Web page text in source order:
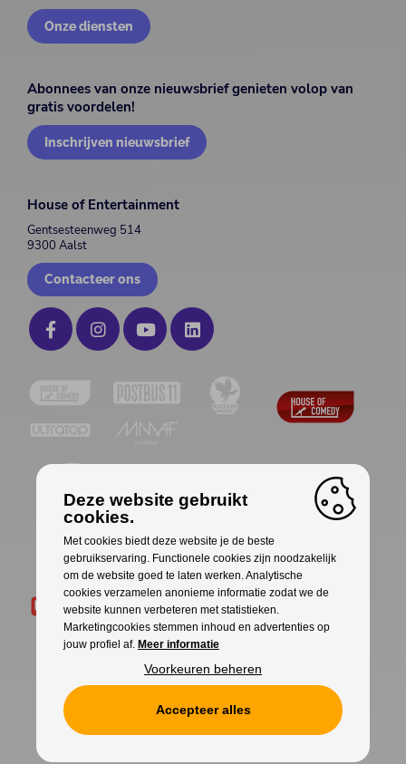
Onze diensten
Abonnees van onze nieuwsbrief genieten volop van
gratis voordelen!
Inschrijven nieuwsbrief
House of Entertainment
Gentsesteenweg 514
9300 Aalst
Contacteer ons
Cookies Privacy
Deze website gebruikt
cookies.
Met cookies biedt deze website je de beste
gebruikservaring. Functionele cookies zijn noodzakelijk
om de website goed te laten werken. Analytische
cookies verzamelen anonieme informatie zodat we de
website kunnen verbeteren met statistieken.
Marketingcookies stemmen inhoud en advertenties op
jouw profiel af. Meer informatie
Voorkeuren beheren
Accepteer alles